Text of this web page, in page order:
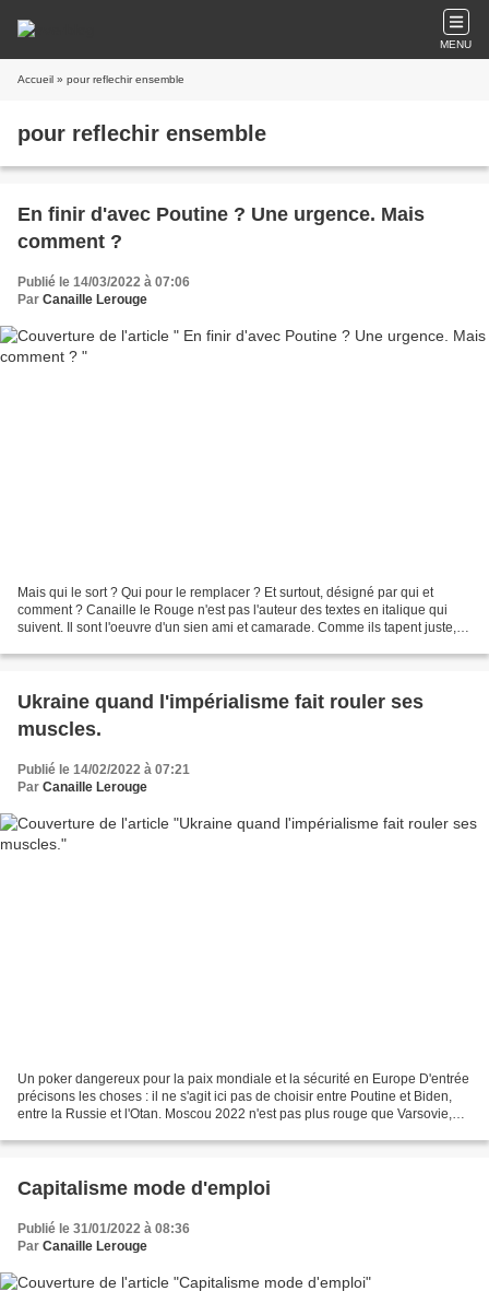
MENU
Accueil » pour reflechir ensemble
pour reflechir ensemble
En finir d'avec Poutine ? Une urgence. Mais
comment ?
Publié le 14/03/2022 à 07:06
Par Canaille Lerouge
Mais qui le sort ? Qui pour le remplacer ? Et surtout, désigné par qui et
comment ? Canaille le Rouge n'est pas l'auteur des textes en italique qui
suivent. Il sont l'oeuvre d'un sien ami et camarade. Comme ils tapent juste,
Ukraine quand l'impérialisme fait rouler ses
muscles.
Publié le 14/02/2022 à 07:21
Par Canaille Lerouge
Un poker dangereux pour la paix mondiale et la sécurité en Europe D'entrée
précisons les choses : il ne s'agit ici pas de choisir entre Poutine et Biden,
entre la Russie et l'Otan. Moscou 2022 n'est pas plus rouge que Varsovie,
Capitalisme mode d'emploi
Publié le 31/01/2022 à 08:36
Par Canaille Lerouge